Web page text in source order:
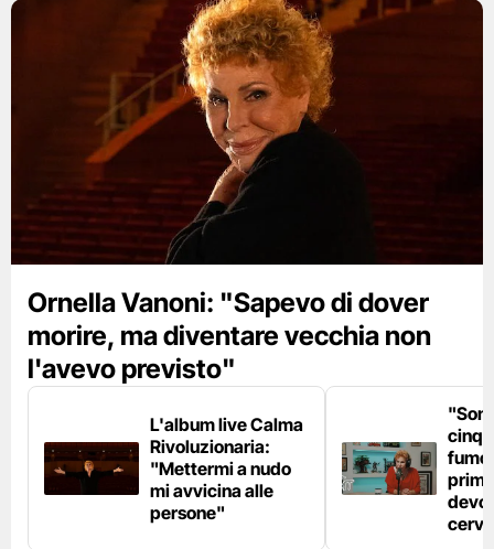
Ornella Vanoni: "Sapevo di dover
morire, ma diventare vecchia non
l'avevo previsto"
L'album live Calma
Rivoluzionaria:
"Mettermi a nudo
mi avvicina alle
persone"
fumo
devo